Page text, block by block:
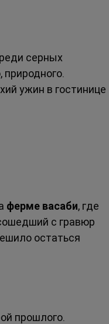
серных
природного.
ужин в гостинице
ферме васаби, где
с гравюр
остаться
прошлого.